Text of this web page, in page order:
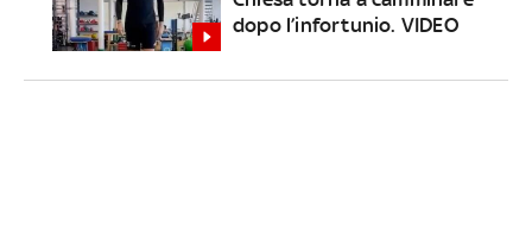
dopo l’infortunio. VIDEO